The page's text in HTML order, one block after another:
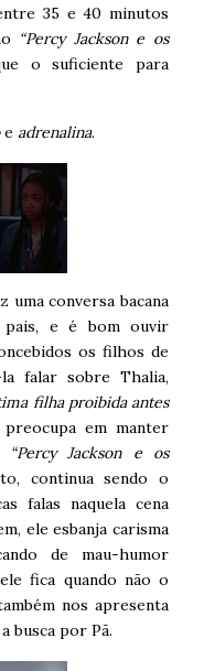
35 e 40 minutos
“Percy Jackson e os
o suficiente para
e adrenalina.
conversa bacana
pais, e é bom ouvir
os filhos de
falar sobre Thalia,
filha proibida antes
em manter
“Percy Jackson e os
continua sendo o
falas naquela cena
ele esbanja carisma
de mau-humor
fica quando não o
nos apresenta
busca por Pã.